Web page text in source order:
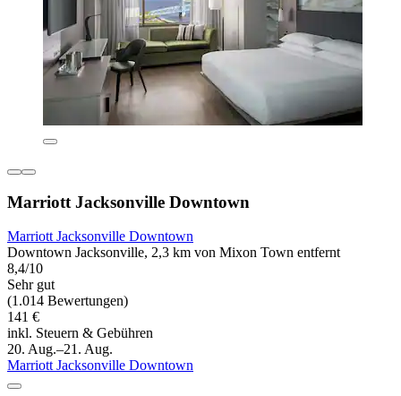
Marriott Jacksonville Downtown
Marriott Jacksonville Downtown
Downtown Jacksonville, 2,3 km von Mixon Town entfernt
8,4/10
Sehr gut
(1.014 Bewertungen)
141 €
inkl. Steuern & Gebühren
20. Aug.–21. Aug.
Marriott Jacksonville Downtown